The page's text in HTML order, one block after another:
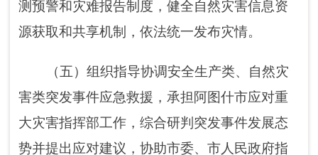
（七）统筹应急救援力量建设，负责消
防、森林和草原防火扑救、抗洪抢险、地震和
援力量建设，管理指挥阿图什市综合性应急救
援队伍，指导社会应急救援力量建设。
（八）负责消防管理工作，指导消防监
督、火灾预防、火灾扑救等工作。